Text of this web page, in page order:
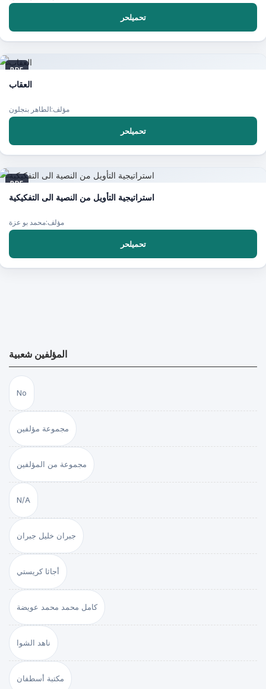
تحميلحر
PDF
العقاب
مؤلف:الطاهر بنجلون
تحميلحر
PDF
استراتيجية التأويل من النصية الى التفكيكية
مؤلف:محمد بو عزة
تحميلحر
المؤلفين شعبية
No
مجموعة مؤلفين
مجموعة من المؤلفين
N/A
جبران خليل جبران
أجاثا كريستي
كامل محمد محمد عويضة
ناهد الشوا
مكتبة أسطفان